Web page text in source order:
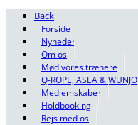
Back
Forside
Nyheder
Om os
Mød vores trænere
Q-ROPE, ASEA & WUNJO
Medlemskaber
Holdbooking
Rejs med os